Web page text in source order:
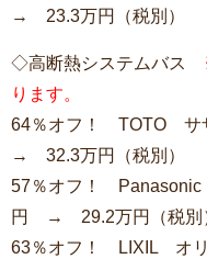
→ 23.3万円（税別）
◇高断熱システムバス
ります。
64％オフ！ TOTO
→ 32.3万円（税別）
57％オフ！
円 → 29.2万円（税別
63％オフ！ LIXIL オ